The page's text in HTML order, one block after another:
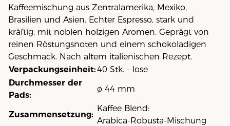
Kaffeemischung aus Zentralamerika, Mexiko,
Brasilien und Asien. Echter Espresso, stark und
kräftig, mit noblen holzigen Aromen. Geprägt von
reinen Röstungsnoten und einem schokoladigen
Geschmack. Nach altem italienischen Rezept.
Verpackungseinheit:40 Stk. - lose
Durchmesser der
Pads:
ø 44 mm
Zusammensetzung:
Kaffee Blend:
Arabica-Robusta-Mischung